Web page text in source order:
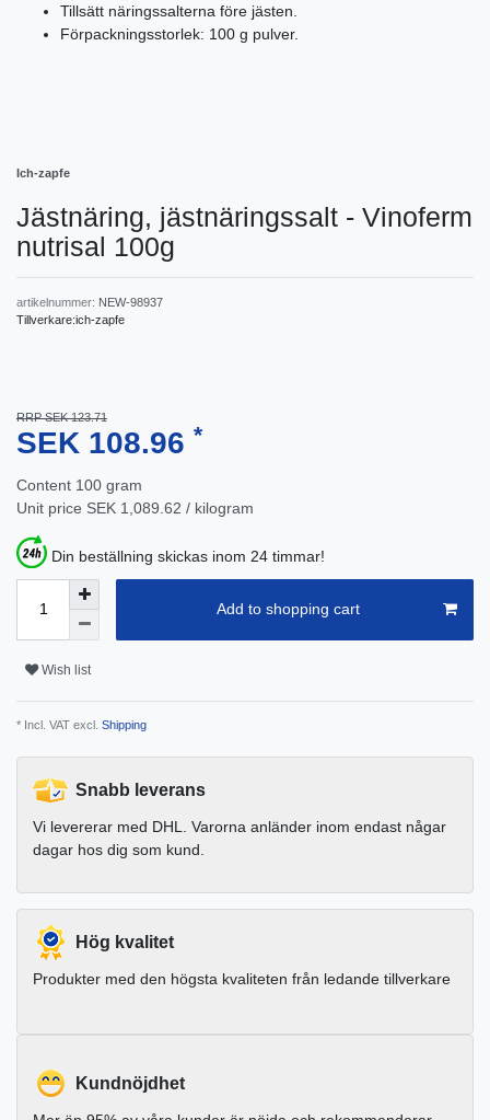
Tillsätt näringssalterna före jästen.
Förpackningsstorlek: 100 g pulver.
Ich-zapfe
Jästnäring, jästnäringssalt - Vinoferm
nutrisal 100g
artikelnummer: NEW-98937
Tillverkare:ich-zapfe
RRP SEK 123.71
SEK 108.96 *
Content 100 gram
Unit price SEK 1,089.62 / kilogram
Din beställning skickas inom 24 timmar!
Add to shopping cart
Wish list
* Incl. VAT excl. Shipping
Snabb leverans
Vi levererar med DHL. Varorna anländer inom endast någar
dagar hos dig som kund.
Hög kvalitet
Produkter med den högsta kvaliteten från ledande tillverkare
Kundnöjdhet